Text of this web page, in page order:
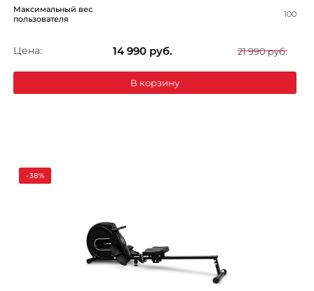
Максимальный вес
пользователя
100
Цена: 14 990 руб. 21 990 руб.
В корзину
-38%